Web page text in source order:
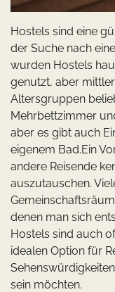
Hostels sind eine
der Suche nach
wurden Hostels
genutzt, aber
Altersgruppen
Mehrbettzimmer
aber es gibt auch
eigenem Bad.Ein
andere Reisende
auszutauschen.
denen man sich
Hostels sind auch
idealen Option für
sein möchten.